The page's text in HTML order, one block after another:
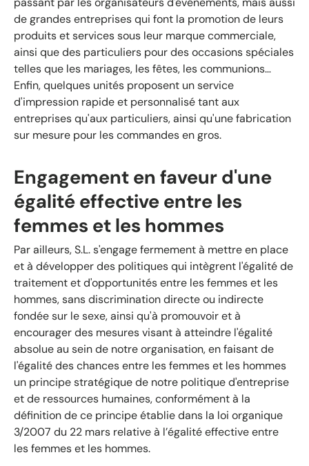
de grandes entreprises qui font la promotion de leurs
produits et services sous leur marque commerciale,
ainsi que des particuliers pour des occasions spéciales
telles que les mariages, les fêtes, les communions…
Enfin, quelques unités proposent un service
d'impression rapide et personnalisé tant aux
entreprises qu'aux particuliers, ainsi qu'une fabrication
sur mesure pour les commandes en gros.
Engagement en faveur d'une
égalité effective entre les
femmes et les hommes
Par ailleurs, S.L. s'engage fermement à mettre en place
et à développer des politiques qui intègrent l'égalité de
traitement et d'opportunités entre les femmes et les
hommes, sans discrimination directe ou indirecte
fondée sur le sexe, ainsi qu'à promouvoir et à
encourager des mesures visant à atteindre l'égalité
absolue au sein de notre organisation, en faisant de
l'égalité des chances entre les femmes et les hommes
un principe stratégique de notre politique d'entreprise
et de ressources humaines, conformément à la
définition de ce principe établie dans la loi organique
3/2007 du 22 mars relative à l’égalité effective entre
les femmes et les hommes.